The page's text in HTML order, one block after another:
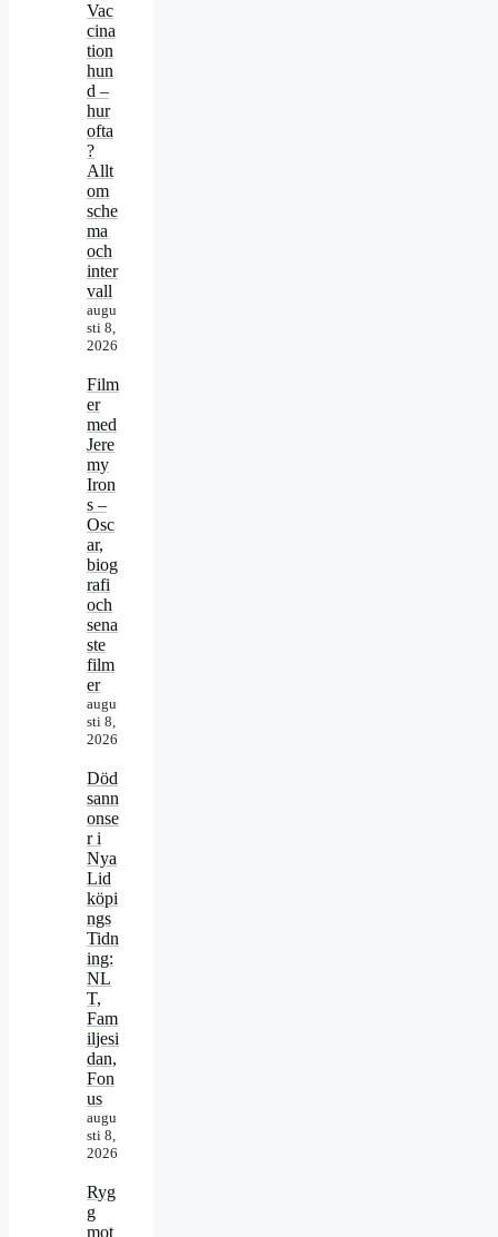
Vac
cina
tion
hun
d –
hur
ofta
?
Allt
om
sche
ma
och
inter
vall
augu
sti 8,
2026
Film
er
med
Jere
my
Iron
s –
Osc
ar,
biog
rafi
och
sena
ste
film
er
augu
sti 8,
2026
Död
sann
onse
r i
Nya
Lid
köpi
ngs
Tidn
ing:
NL
T,
Fam
iljesi
dan,
Fon
us
augu
sti 8,
2026
Ryg
g
mot